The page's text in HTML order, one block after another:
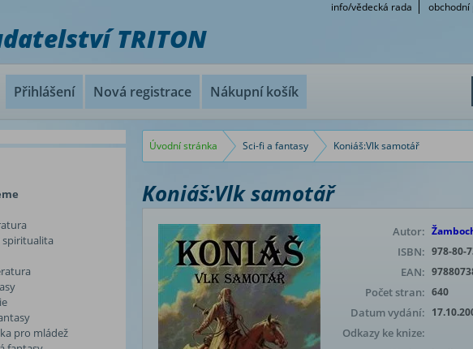
info/vědecká rada obchodní
TRITON
Přihlášení Nová registrace Nákupní košík
spiritualita
pro mládež
Úvodní stránka Sci-fi a fantasy Koniáš:Vlk samotář
Koniáš:Vlk samotář
Autor:
ISBN: 978-80-
EAN:
Počet stran: 640
Datum vydání:
Odkazy ke knize: